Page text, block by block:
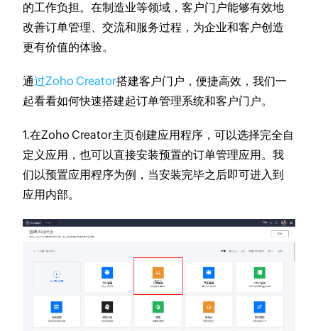
的工作负担。在制造业等领域，客户门户能够有效地
改善订单管理、交流和服务过程，为企业和客户创造
更有价值的体验。
通过Zoho Creator搭建客户门户，便捷高效，我们一
起看看如何快速搭建起订单管理系统和客户门户。
1.在Zoho Creator主页创建应用程序，可以选择完全自
定义应用，也可以直接安装预置的订单管理应用。我
们以预置应用程序为例，当安装完毕之后即可进入到
应用内部。